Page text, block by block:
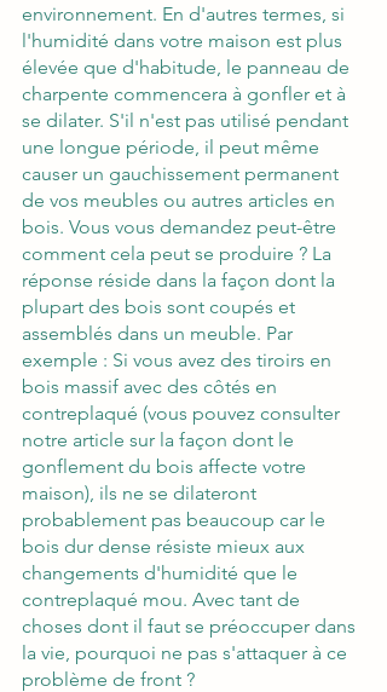
environnement. En d'autres termes, si
l'humidité dans votre maison est plus
élevée que d'habitude, le panneau de
charpente commencera à gonfler et à
se dilater. S'il n'est pas utilisé pendant
une longue période, il peut même
causer un gauchissement permanent
de vos meubles ou autres articles en
bois. Vous vous demandez peut-être
comment cela peut se produire ? La
réponse réside dans la façon dont la
plupart des bois sont coupés et
assemblés dans un meuble. Par
exemple : Si vous avez des tiroirs en
bois massif avec des côtés en
contreplaqué (vous pouvez consulter
notre article sur la façon dont le
gonflement du bois affecte votre
maison), ils ne se dilateront
probablement pas beaucoup car le
bois dur dense résiste mieux aux
changements d'humidité que le
contreplaqué mou. Avec tant de
choses dont il faut se préoccuper dans
la vie, pourquoi ne pas s'attaquer à ce
problème de front ?